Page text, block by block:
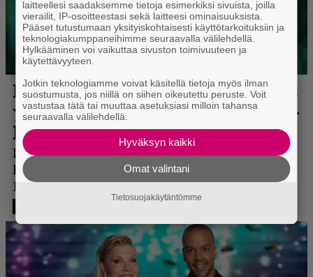
laitteellesi saadaksemme tietoja esimerkiksi sivuista, joilla
vierailit, IP-osoitteestasi sekä laitteesi ominaisuuksista.
Pääset tutustumaan yksityiskohtaisesti käyttötarkoituksiin ja
teknologiakumppaneihimme seuraavalla välilehdellä.
Hylkääminen voi vaikuttaa sivuston toimivuuteen ja
käytettävyyteen.
Jotkin teknologiamme voivat käsitellä tietoja myös ilman
suostumusta, jos niillä on siihen oikeutettu peruste. Voit
vastustaa tätä tai muuttaa asetuksiasi milloin tahansa
seuraavalla välilehdellä.
Hyväksyn kaikki
Omat valintani
Tietosuojakäytäntömme